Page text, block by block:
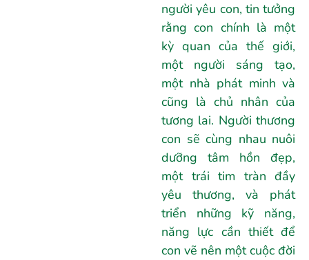
người yêu con, tin tưởng
rằng con chính là một
kỳ quan của thế giới,
một người sáng tạo,
một nhà phát minh và
cũng là chủ nhân của
tương lai. Người thương
con sẽ cùng nhau nuôi
dưỡng tâm hồn đẹp,
một trái tim tràn đầy
yêu thương, và phát
triển những kỹ năng,
năng lực cần thiết để
con vẽ nên một cuộc đời